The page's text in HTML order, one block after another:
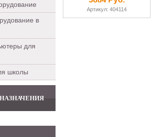
в
для
школы
Артикул: 404114